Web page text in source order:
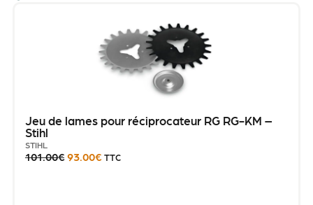
Jeu de lames pour réciprocateur RG RG-KM –
Stihl
STIHL
101.00€ 93.00€ TTC